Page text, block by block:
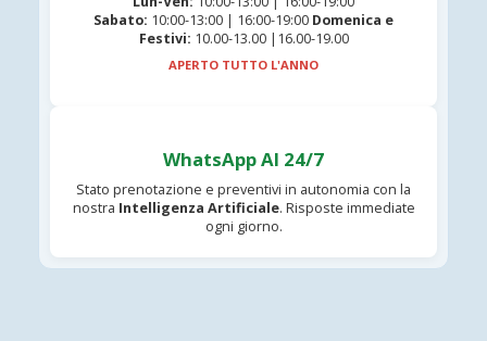
Sabato: 10:00-13:00 | 16:00-19:00 Domenica e
Festivi: 10.00-13.00 |16.00-19.00
APERTO TUTTO L'ANNO
WhatsApp AI 24/7
Stato prenotazione e preventivi in autonomia con la
nostra Intelligenza Artificiale. Risposte immediate
ogni giorno.